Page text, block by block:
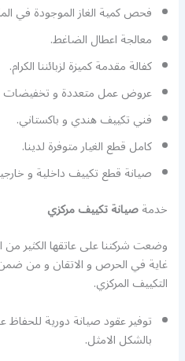
فحص كمية الغاز الموجودة في
معالجة اعطال الضاغط.
كفالة مقدمة كميزة لزبائننا الكرام.
عروض عمل متعددة و تخفيضات
فني تكييف هندي و باكستاني.
كامل قطع الغيار متوفرة لدينا.
صيانة قطع تكييف داخلية و
خدمةصيانة تكييف مركزي
وضعت شركتنا على عاتقها الكثير من
غاية في الحرص و الاتقان و من
التكييف المركزي.
توفير عقود صيانة دورية
بالشكل الامثل.